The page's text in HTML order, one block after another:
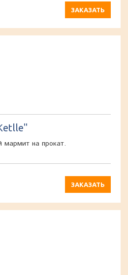
ЗАКАЗАТЬ
мармит на прокат.
ЗАКАЗАТЬ